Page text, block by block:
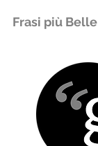
Frasi più Belle